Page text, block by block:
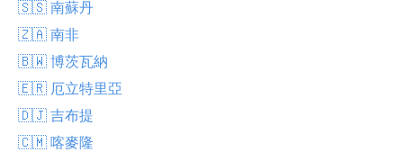
🇸🇸 南蘇丹
🇿🇦 南非
🇧🇼 博茨瓦納
🇪🇷 厄立特里亞
🇩🇯 吉布提
🇨🇲 喀麥隆